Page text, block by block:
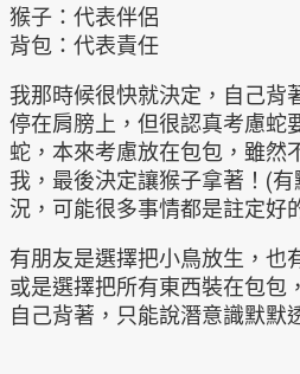
猴子：代表伴侶
背包：代表責任
我那時候很快就決定，自己背
停在肩膀上，但很認真考慮蛇
蛇，本來考慮放在包包，雖然
我，最後決定讓猴子拿著！(
況，可能很多事情都是註定好
有朋友是選擇把小鳥放生，也
或是選擇把所有東西裝在包包
自己背著，只能說潛意識默默